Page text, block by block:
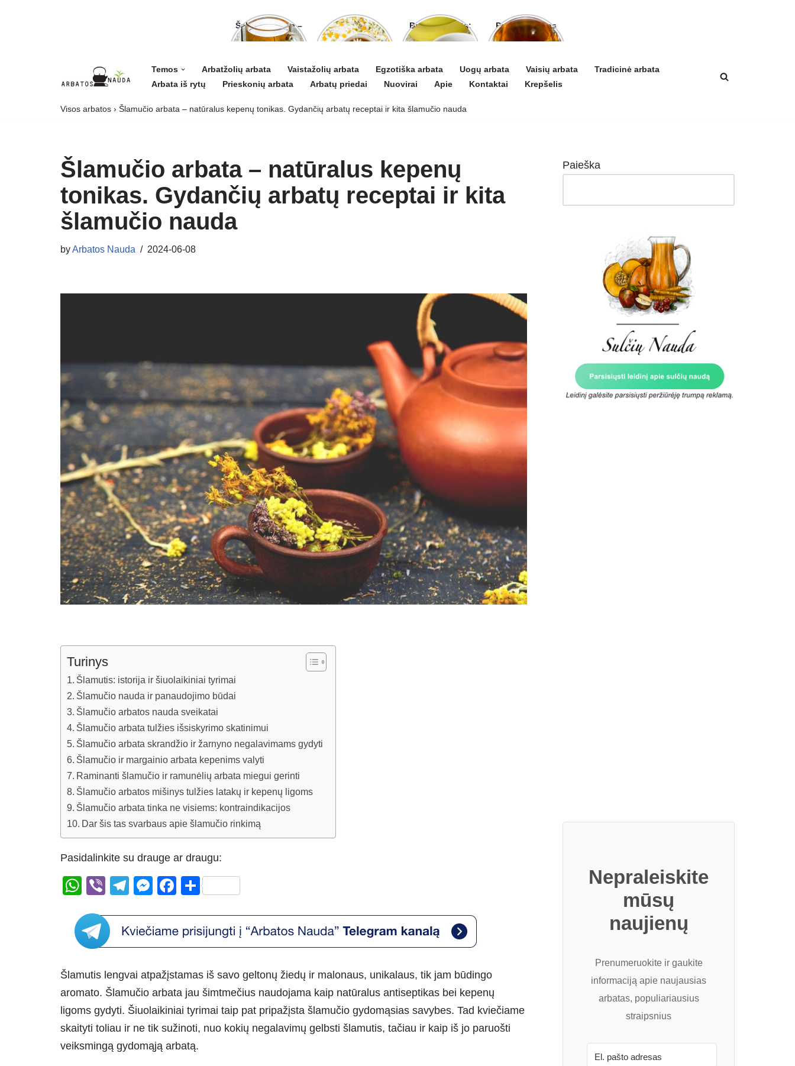
Šalavijo arbata –
ligoms gydyti ir
Ramunėlių
arbata pagelbės
Bananų arbata:
kuo ji naudinga
Pelyno arbatos
nauda ir
Temos Arbatžolių arbata Vaistažolių arbata Egzotiška arbata Uogų arbata Vaisių arbata
Tradicinė arbata
Arbata iš rytų
Prieskonių arbata Arbatų priedai Nuovirai Apie Kontaktai Krepšelis
Visos arbatos › Šlamučio arbata – natūralus kepenų tonikas. Gydančių arbatų receptai ir kita šlamučio nauda
Šlamučio arbata – natūralus kepenų
tonikas. Gydančių arbatų receptai ir kita
šlamučio nauda
byArbatos Nauda 2024-06-08
Turinys
Šlamutis: istorija ir šiuolaikiniai tyrimai
Šlamučio nauda ir panaudojimo būdai
Šlamučio arbatos nauda sveikatai
Šlamučio arbata tulžies išsiskyrimo skatinimui
Šlamučio arbata skrandžio ir žarnyno negalavimams gydyti
Šlamučio ir margainio arbata kepenims valyti
Raminanti šlamučio ir ramunėlių arbata miegui gerinti
Šlamučio arbatos mišinys tulžies latakų ir kepenų ligoms
Šlamučio arbata tinka ne visiems: kontraindikacijos
Dar šis tas svarbaus apie šlamučio rinkimą
Pasidalinkite su drauge ar draugu:
W
at
s
p
p
Vi
er
T
e
gr
m
M
ss
e
g
er
F
c
e
o
o
k
S
ar
e
Šlamutis lengvai atpažįstamas iš savo geltonų žiedų ir malonaus, unikalaus, tik jam būdingo
aromato. Šlamučio arbata jau šimtmečius naudojama kaip natūralus antiseptikas bei kepenų
ligoms gydyti. Šiuolaikiniai tyrimai taip pat pripažįsta šlamučio gydomąsias savybes. Tad kviečiame
skaityti toliau ir ne tik sužinoti, nuo kokių negalavimų gelbsti šlamutis, tačiau ir kaip iš jo paruošti
veiksmingą gydomąją arbatą.
Paieška
Nepraleiskite
mūsų
naujienų
Prenumeruokite ir gaukite
informaciją apie naujausias
arbatas, populiariausius
straipsnius